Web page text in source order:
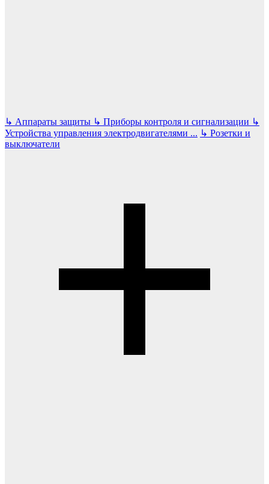
↳ Аппараты защиты ↳ Приборы контроля и сигнализации ↳
Устройства управления электродвигателями ... ↳ Розетки и
выключатели